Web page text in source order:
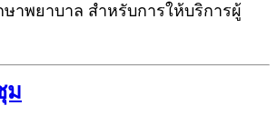
าพยาบาล สําหรับการให้บริการผู้
ม